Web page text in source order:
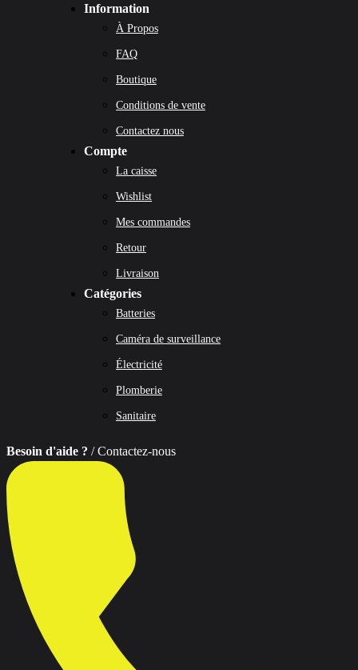
Information
À Propos
FAQ
Boutique
Conditions de vente
Contactez nous
Compte
La caisse
Wishlist
Mes commandes
Retour
Livraison
Catégories
Batteries
Caméra de surveillance
Électricité
Plomberie
Sanitaire
Besoin d'aide ? / Contactez-nous